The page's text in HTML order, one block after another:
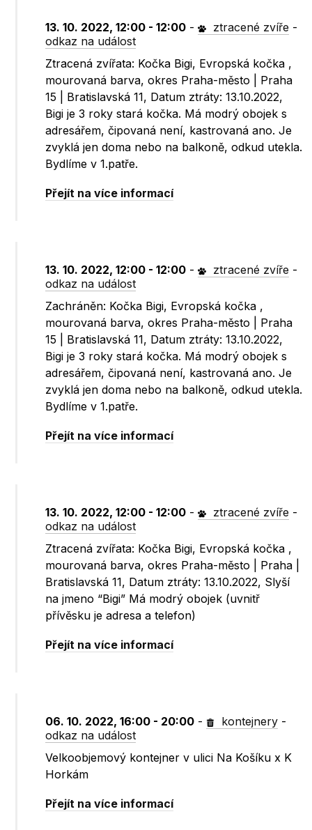
13. 10. 2022, 12:00 - 12:00 - ztracené zvíře -
odkaz na událost
Ztracená zvířata: Kočka Bigi, Evropská kočka ,
mourovaná barva, okres Praha-město | Praha
15 | Bratislavská 11, Datum ztráty: 13.10.2022,
Bigi je 3 roky stará kočka. Má modrý obojek s
adresářem, čipovaná není, kastrovaná ano. Je
zvyklá jen doma nebo na balkoně, odkud utekla.
Bydlíme v 1.patře.
Přejít na více informací
13. 10. 2022, 12:00 - 12:00 - ztracené zvíře -
odkaz na událost
Zachráněn: Kočka Bigi, Evropská kočka ,
mourovaná barva, okres Praha-město | Praha
15 | Bratislavská 11, Datum ztráty: 13.10.2022,
Bigi je 3 roky stará kočka. Má modrý obojek s
adresářem, čipovaná není, kastrovaná ano. Je
zvyklá jen doma nebo na balkoně, odkud utekla.
Bydlíme v 1.patře.
Přejít na více informací
13. 10. 2022, 12:00 - 12:00 - ztracené zvíře -
odkaz na událost
Ztracená zvířata: Kočka Bigi, Evropská kočka ,
mourovaná barva, okres Praha-město | Praha |
Bratislavská 11, Datum ztráty: 13.10.2022, Slyší
na jmeno “Bigi” Má modrý obojek (uvnitř
přívěsku je adresa a telefon)
Přejít na více informací
06. 10. 2022, 16:00 - 20:00 - kontejnery -
odkaz na událost
Velkoobjemový kontejner v ulici Na Košíku x K
Horkám
Přejít na více informací